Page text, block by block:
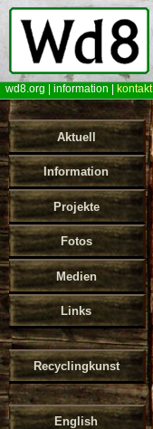
wd8.org information kontakt
Aktuell
Information
Projekte
Fotos
Medien
Links
Recyclingkunst
English